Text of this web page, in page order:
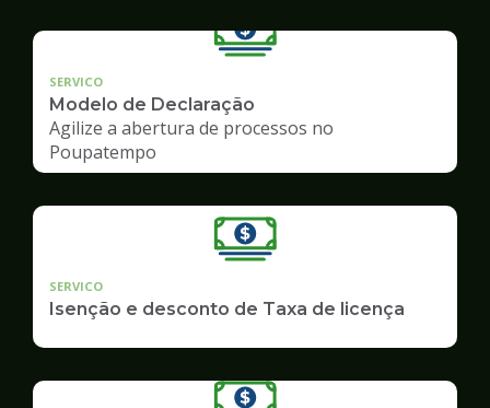
SERVICO
Modelo de Declaração
Agilize a abertura de processos no
Poupatempo
SERVICO
Isenção e desconto de Taxa de licença